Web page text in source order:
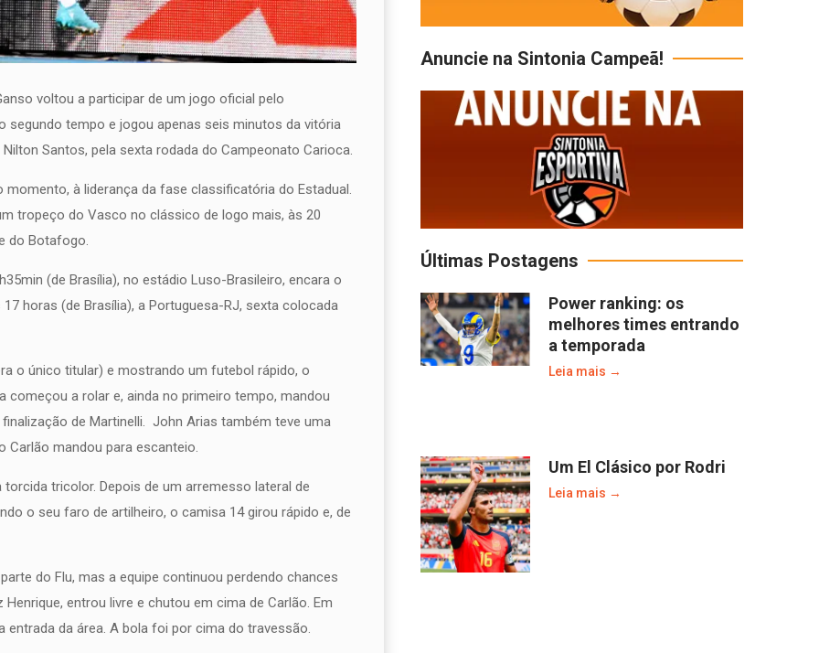
voltou a participar de um jogo oficial pelo
segundo tempo e jogou apenas seis minutos da vitória
Santos, pela sexta rodada do Campeonato Carioca.
à liderança da fase classificatória do Estadual.
tropeço do Vasco no clássico de logo mais, às 20
do Botafogo.
(de Brasília), no estádio Luso-Brasileiro, encara o
horas (de Brasília), a Portuguesa-RJ, sexta colocada
o único titular) e mostrando um futebol rápido, o
começou a rolar e, ainda no primeiro tempo, mandou
de Martinelli. John Arias também teve uma
Carlão mandou para escanteio.
tricolor. Depois de um arremesso lateral de
o seu faro de artilheiro, o camisa 14 girou rápido e, de
do Flu, mas a equipe continuou perdendo chances
entrou livre e chutou em cima de Carlão. Em
da área. A bola foi por cima do travessão.
Anuncie na Sintonia Campeã!
Últimas Postagens
Power ranking: os
melhores times entrando
a temporada
Leia mais →
Um El Clásico por Rodri
Leia mais →